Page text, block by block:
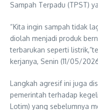
Sampah Terpadu (TPST)
“Kita ingin sampah tidak
diolah menjadi produk
terbarukan seperti
kerjanya, Senin (11/05/
Langkah agresif ini juga
pemerintah terhadap
Lotim) yang sebelumnya